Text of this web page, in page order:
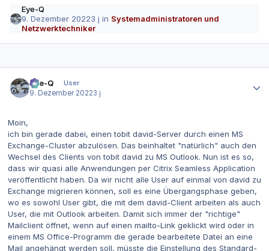
Eye-Q
9. Dezember 20223 j in Systemadministratoren und
Netzwerktechniker
Eye-Q
User
9. Dezember 20223 j
Moin,
ich bin gerade dabei, einen tobit david-Server durch einen MS
Exchange-Cluster abzulösen. Das beinhaltet "natürlich" auch den
Wechsel des Clients von tobit david zu MS Outlook. Nun ist es so,
dass wir quasi alle Anwendungen per Citrix Seamless Application
veröffentlicht haben. Da wir nicht alle User auf einmal von david zu
Exchange migrieren können, soll es eine Übergangsphase geben,
wo es sowohl User gibt, die mit dem david-Client arbeiten als auch
User, die mit Outlook arbeiten. Damit sich immer der "richtige"
Mailclient öffnet, wenn auf einen mailto-Link geklickt wird oder in
einem MS Office-Programm die gerade bearbeitete Datei an eine
Mail angehängt werden soll, müsste die Einstellung des Standard-